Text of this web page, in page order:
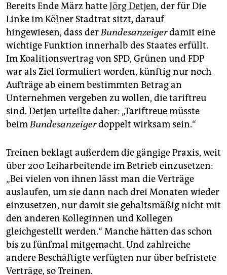
Bereits Ende März hatteJörg Detjen, der für Die
Linke im Kölner Stadtrat sitzt, darauf
hingewiesen, dass derBundesanzeigerdamit eine
wichtige Funktion innerhalb des Staates erfüllt.
Im Koalitionsvertrag von SPD, Grünen und FDP
war als Ziel formuliert worden, künftig nur noch
Aufträge ab einem bestimmten Betrag an
Unternehmen vergeben zu wollen, die tariftreu
sind. Detjen urteilte daher: „Tarif­treue müsste
beimBundesanzeigerdoppelt wirksam sein.“
Treinen beklagt außerdem die gängige Praxis, weit
über 200 Leiharbeitende im Betrieb einzusetzen:
„Bei vielen von ihnen lässt man die Verträge
auslaufen, um sie dann nach drei Monaten wieder
einzusetzen, nur damit sie gehaltsmäßig nicht mit
den anderen Kolleginnen und Kollegen
gleichgestellt werden.“ Manche hätten das schon
bis zu fünfmal mitgemacht. Und zahlreiche
andere Beschäftigte verfügten nur über befristete
Verträge, so Treinen.